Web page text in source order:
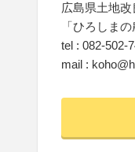
広島県土地
「ひろしま
tel : 082-502-
mail :